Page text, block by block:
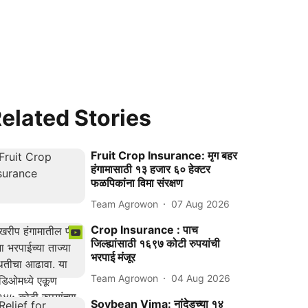
Stories
Fruit Crop Insurance: मृग बहर
हंगामासाठी १३ हजार ६० हेक्टर
फळपिकांना विमा संरक्षण
Team Agrowon 07 Aug 2026
Crop Insurance : पाच
जिल्ह्यांसाठी १६९७ कोटी रुपयांची
भरपाई मंजूर
Team Agrowon 04 Aug 2026
Soybean Vima: नांदेडच्या १४